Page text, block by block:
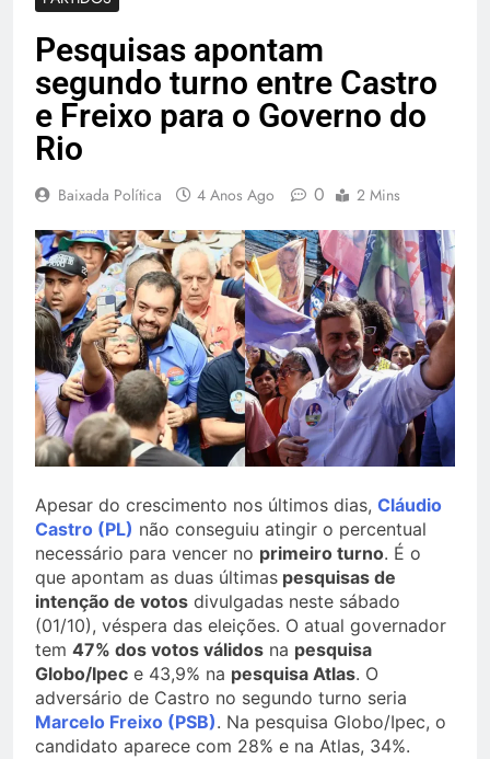
Pesquisas apontam
segundo turno entre Castro
e Freixo para o Governo do
Rio
Baixada Política 4 Anos Ago 0 2 Mins
Apesar do crescimento nos últimos dias, Cláudio
Castro (PL) não conseguiu atingir o percentual
necessário para vencer no primeiro turno. É o
que apontam as duas últimas pesquisas de
intenção de votos divulgadas neste sábado
(01/10), véspera das eleições. O atual governador
tem 47% dos votos válidos na pesquisa
Globo/Ipec e 43,9% na pesquisa Atlas. O
adversário de Castro no segundo turno seria
Marcelo Freixo (PSB). Na pesquisa Globo/Ipec, o
candidato aparece com 28% e na Atlas, 34%.